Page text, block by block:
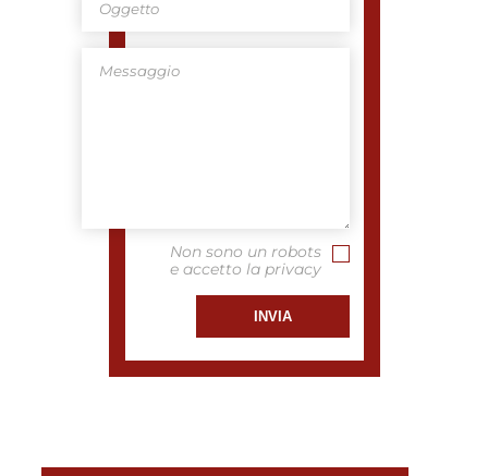
Non sono un robots
e accetto la privacy